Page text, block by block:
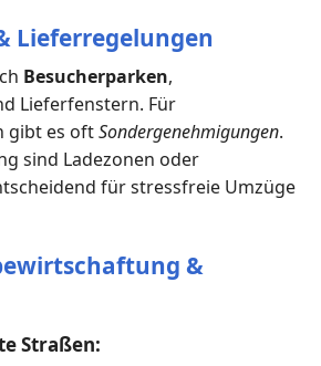
Lieferregelungen
Besucherparken,
Lieferfenstern. Für
gibt es oftSondergenehmigungen.
sind Ladezonen oder
für stressfreie Umzüge
&
Straßen: